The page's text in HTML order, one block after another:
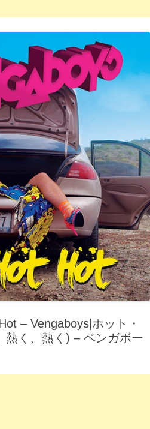
– Vengaboys|ホット・
熱く、熱く) – ベンガボー